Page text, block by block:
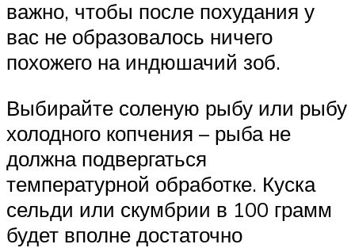
важно, чтобы после похудания у
вас не образовалось ничего
похожего на индюшачий зоб.
Выбирайте соленую рыбу или рыбу
холодного копчения – рыба не
должна подвергаться
температурной обработке. Куска
сельди или скумбрии в 100 грамм
будет вполне достаточно